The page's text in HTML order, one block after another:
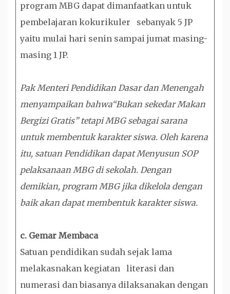
program MBG dapat dimanfaatkan untuk
pembelajaran kokurikuler sebanyak 5 JP
yaitu mulai hari senin sampai jumat masing-
masing 1 JP.
Pak Menteri Pendidikan Dasar dan Menengah
menyampaikan bahwa“Bukan sekedar Makan
Bergizi Gratis” tetapi MBG sebagai sarana
untuk membentuk karakter siswa. Oleh karena
itu, satuan Pendidikan dapat Menyusun SOP
pelaksanaan MBG di sekolah. Dengan
demikian, program MBG jika dikelola dengan
baik akan dapat membentuk karakter siswa.
c. Gemar Membaca
Satuan pendidikan sudah sejak lama
melakasnakan kegiatan literasi dan
numerasi dan biasanya dilaksanakan dengan